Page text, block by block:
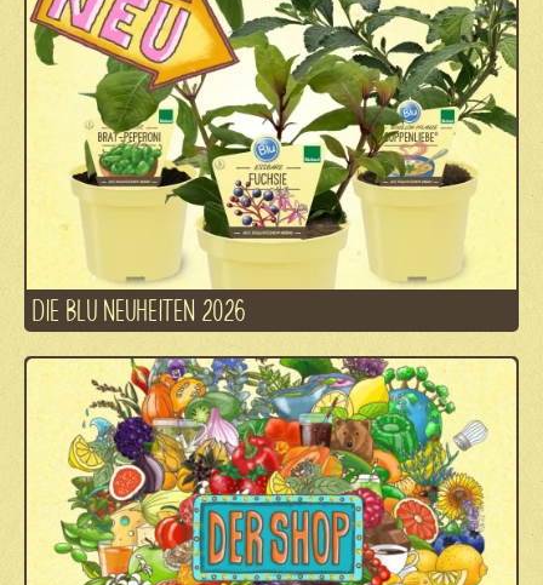
DIE BLU NEUHEITEN 2026